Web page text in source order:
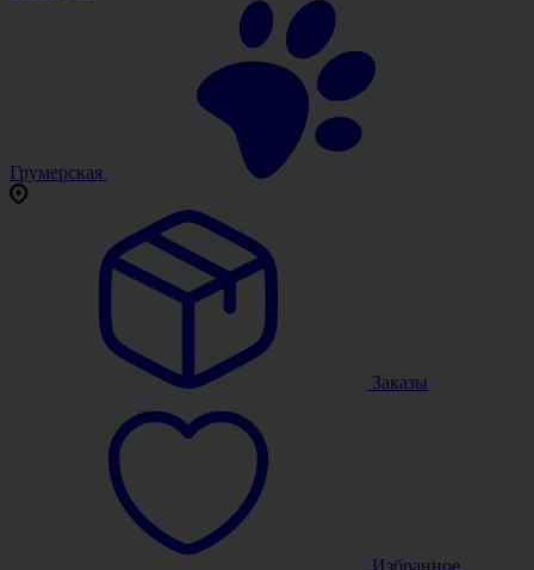
Грумерская
Заказы
Избранное